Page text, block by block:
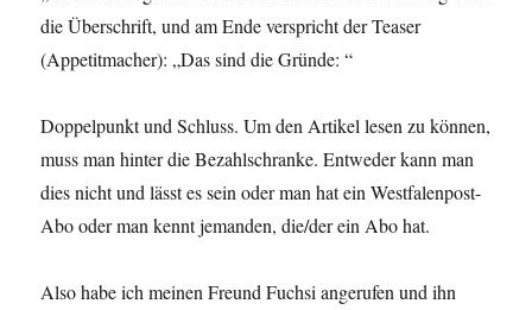
die Überschrift, und am Ende verspricht der Teaser
(Appetitmacher): „Das sind die Gründe: “
Doppelpunkt und Schluss. Um den Artikel lesen zu können,
muss man hinter die Bezahlschranke. Entweder kann man
dies nicht und lässt es sein oder man hat ein Westfalenpost-
Abo oder man kennt jemanden, die/der ein Abo hat.
Also habe ich meinen Freund Fuchsi angerufen und ihn